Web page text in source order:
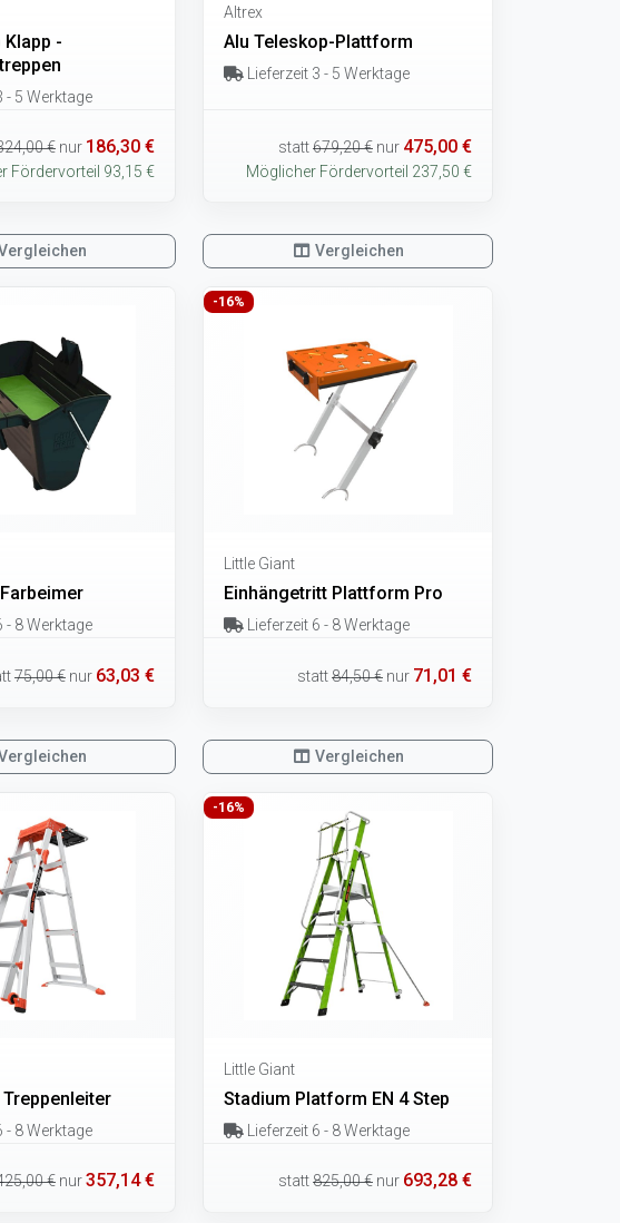
-
- 5 Werktage
€ nur 186,30 €
Fördervorteil 93,15 €
Altrex
Alu Teleskop-Plattform
Lieferzeit 3 - 5 Werktage
statt679,20 € nur 475,00 €
Möglicher Fördervorteil 237,50 €
Vergleichen
- 8 Werktage
75,00 € nur 63,03 €
-16%
Little Giant
Einhängetritt Plattform Pro
Lieferzeit 6 - 8 Werktage
statt84,50 € nur 71,01 €
Vergleichen
- 8 Werktage
€ nur357,14 €
-16%
Little Giant
Stadium Platform EN 4 Step
Lieferzeit 6 - 8 Werktage
statt825,00 € nur 693,28 €